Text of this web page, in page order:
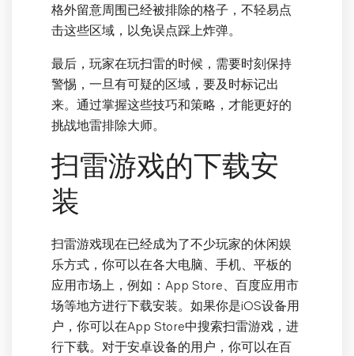
格外留意周围已经被排除的格子，不轻易点
击这些区域，以免误点踩上炸弹。
最后，玩家在玩扫雷的时候，需要时刻保持
警惕，一旦有可疑的区域，要及时标记出
来。通过掌握这些技巧和策略，才能更好的
挑战地雷排除大师。
扫雷游戏的下载安
装
扫雷游戏现在已经成为了不少玩家的休闲娱
乐方式，你可以在各大电脑、手机、平板的
应用市场上，例如：App Store、百度应用市
场等地方进行下载安装。如果你是iOS设备用
户，你可以在App Store中搜索扫雷游戏，进
行下载。对于安卓设备的用户，你可以在百